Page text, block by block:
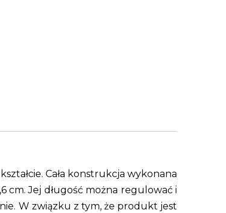
Cała konstrukcja wykonana
cm. Jej długość można regulować i
W związku z tym, że produkt jest